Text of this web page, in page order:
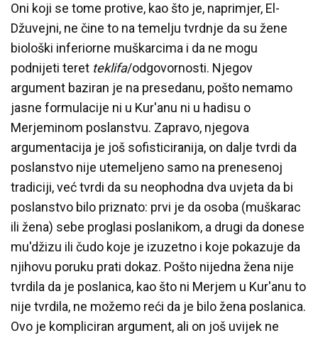
Oni koji se tome protive, kao što je, naprimjer, El-
Džuvejni, ne čine to na temelju tvrdnje da su žene
biološki inferiorne muškarcima i da ne mogu
podnijeti teret teklifa/odgovornosti. Njegov
argument baziran je na presedanu, pošto nemamo
jasne formulacije ni u Kur'anu ni u hadisu o
Merjeminom poslanstvu. Zapravo, njegova
argumentacija je još sofisticiranija, on dalje tvrdi da
poslanstvo nije utemeljeno samo na prenesenoj
tradiciji, već tvrdi da su neophodna dva uvjeta da bi
poslanstvo bilo priznato: prvi je da osoba (muškarac
ili žena) sebe proglasi poslanikom, a drugi da donese
mu'džizu ili čudo koje je izuzetno i koje pokazuje da
njihovu poruku prati dokaz. Pošto nijedna žena nije
tvrdila da je poslanica, kao što ni Merjem u Kur'anu to
nije tvrdila, ne možemo reći da je bilo žena poslanica.
Ovo je kompliciran argument, ali on još uvijek ne